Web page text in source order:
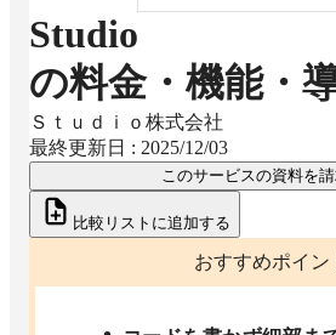
Studio
の料金・機能・
Ｓｔｕｄｉｏ株式会社
最終更新日 : 2025/12/03
このサービスの資料を
比較リストに追加する
おすすめポイン